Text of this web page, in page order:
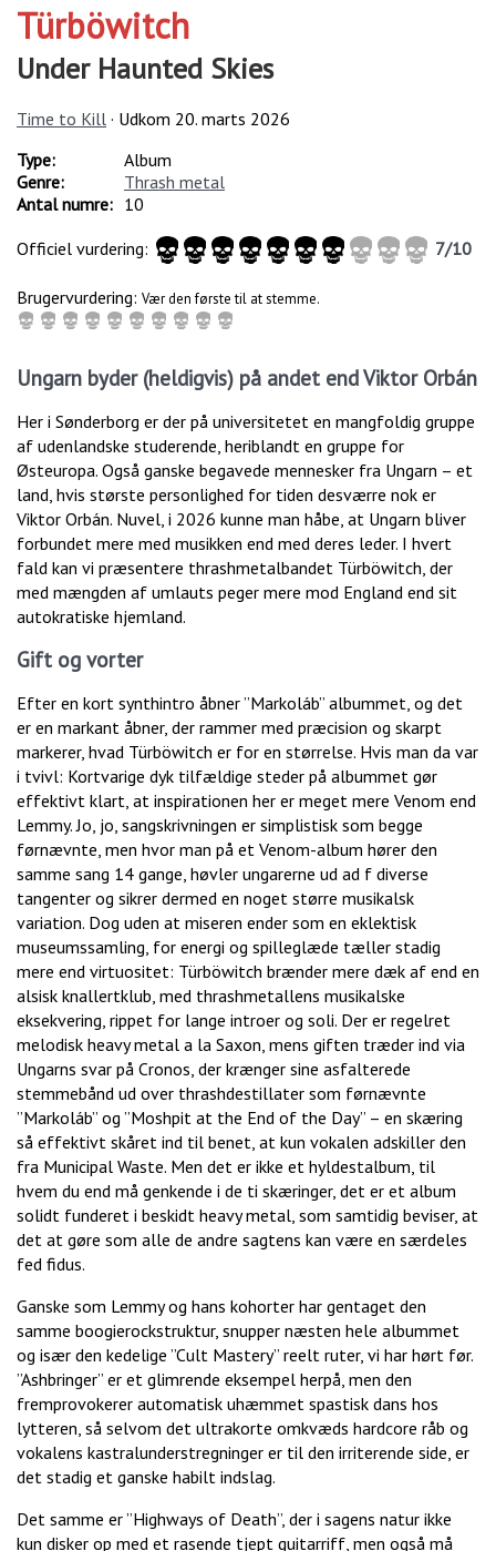
Türböwitch
Under Haunted Skies
Time to Kill · Udkom 20. marts 2026
Type:
Album
Genre:
Thrash metal
Antal numre: 10
Officiel vurdering:
7/10
Brugervurdering: Vær den første til at stemme.
Ungarn byder (heldigvis) på andet end Viktor Orbán
Her i Sønderborg er der på universitetet en mangfoldig gruppe
af udenlandske studerende, heriblandt en gruppe for
Østeuropa. Også ganske begavede mennesker fra Ungarn – et
land, hvis største personlighed for tiden desværre nok er
Viktor Orbán. Nuvel, i 2026 kunne man håbe, at Ungarn bliver
forbundet mere med musikken end med deres leder. I hvert
fald kan vi præsentere thrashmetalbandet Türböwitch, der
med mængden af umlauts peger mere mod England end sit
autokratiske hjemland.
Gift og vorter
Efter en kort synthintro åbner ”Markoláb” albummet, og det
er en markant åbner, der rammer med præcision og skarpt
markerer, hvad Türböwitch er for en størrelse. Hvis man da var
i tvivl: Kortvarige dyk tilfældige steder på albummet gør
effektivt klart, at inspirationen her er meget mere Venom end
Lemmy. Jo, jo, sangskrivningen er simplistisk som begge
førnævnte, men hvor man på et Venom-album hører den
samme sang 14 gange, høvler ungarerne ud ad f diverse
tangenter og sikrer dermed en noget større musikalsk
variation. Dog uden at miseren ender som en eklektisk
museumssamling, for energi og spilleglæde tæller stadig
mere end virtuositet: Türböwitch brænder mere dæk af end en
alsisk knallertklub, med thrashmetallens musikalske
eksekvering, rippet for lange introer og soli. Der er regelret
melodisk heavy metal a la Saxon, mens giften træder ind via
Ungarns svar på Cronos, der krænger sine asfalterede
stemmebånd ud over thrashdestillater som førnævnte
”Markoláb” og ”Moshpit at the End of the Day” – en skæring
så effektivt skåret ind til benet, at kun vokalen adskiller den
fra Municipal Waste. Men det er ikke et hyldestalbum, til
hvem du end må genkende i de ti skæringer, det er et album
solidt funderet i beskidt heavy metal, som samtidig beviser, at
det at gøre som alle de andre sagtens kan være en særdeles
fed fidus.
Ganske som Lemmy og hans kohorter har gentaget den
samme boogierockstruktur, snupper næsten hele albummet
og især den kedelige ”Cult Mastery” reelt ruter, vi har hørt før.
”Ashbringer” er et glimrende eksempel herpå, men den
fremprovokerer automatisk uhæmmet spastisk dans hos
lytteren, så selvom det ultrakorte omkvæds hardcore råb og
vokalens kastralunderstregninger er til den irriterende side, er
det stadig et ganske habilt indslag.
Det samme er ”Highways of Death”, der i sagens natur ikke
kun disker op med et rasende tjept guitarriff, men også må